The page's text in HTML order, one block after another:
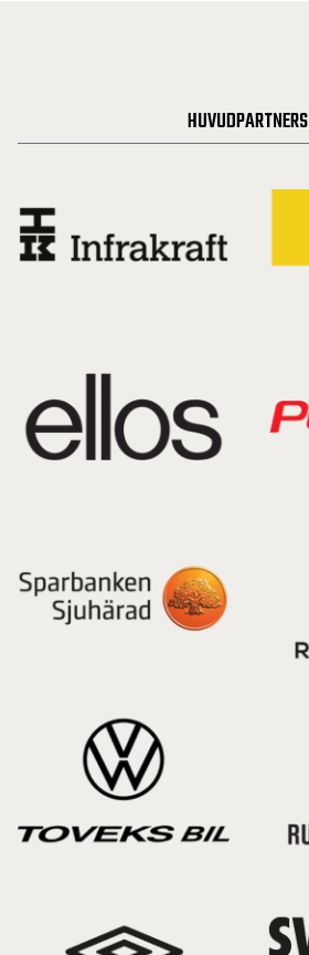
HUVUDPARTNERS